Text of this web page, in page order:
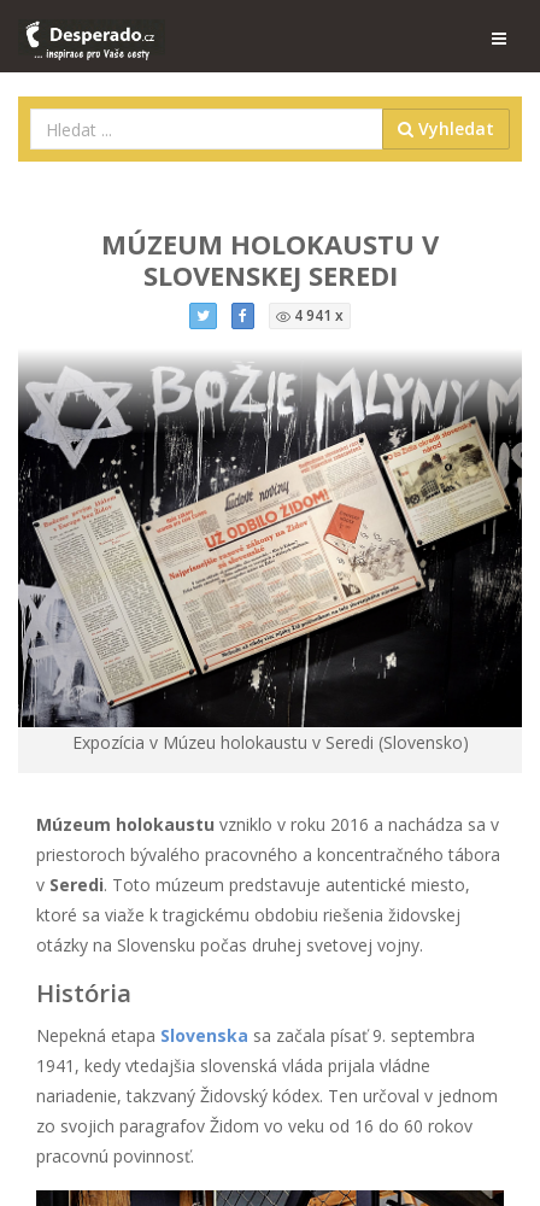
Vyhledat
MÚZEUM HOLOKAUSTU V
SLOVENSKEJ SEREDI
4 941 x
Expozícia v Múzeu holokaustu v Seredi (Slovensko)
Múzeum holokaustu vzniklo v roku 2016 a nachádza sa v
priestoroch bývalého pracovného a koncentračného tábora
v Seredi. Toto múzeum predstavuje autentické miesto,
ktoré sa viaže k tragickému obdobiu riešenia židovskej
otázky na Slovensku počas druhej svetovej vojny.
História
Nepekná etapa Slovenska sa začala písať 9. septembra
1941, kedy vtedajšia slovenská vláda prijala vládne
nariadenie, takzvaný Židovský kódex. Ten určoval v jednom
zo svojich paragrafov Židom vo veku od 16 do 60 rokov
pracovnú povinnosť.